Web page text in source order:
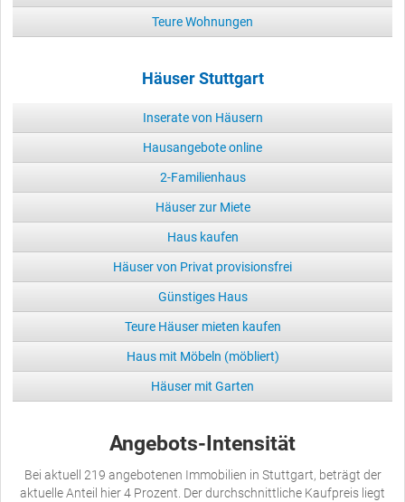
Teure Wohnungen
Häuser Stuttgart
Inserate von Häusern
Hausangebote online
2-Familienhaus
Häuser zur Miete
Haus kaufen
Häuser von Privat provisionsfrei
Günstiges Haus
Teure Häuser mieten kaufen
Haus mit Möbeln (möbliert)
Häuser mit Garten
Angebots-Intensität
Bei aktuell 219 angebotenen Immobilien in Stuttgart, beträgt der
aktuelle Anteil hier 4 Prozent. Der durchschnittliche Kaufpreis liegt